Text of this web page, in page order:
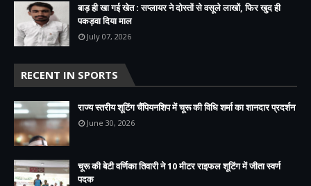
बाड़ ही खा गई खेत : सप्लायर ने दोस्तों से वसूले लाखों, फिर खुद ही
पकड़वा दिया माल
July 07, 2026
RECENT IN SPORTS
राज्य स्तरीय शूटिंग चैंपियनशिप में चूरू की विधि शर्मा का शानदार प्रदर्शन
June 30, 2026
चूरू की बेटी वर्णिका तिवारी ने 10 मीटर राइफल शूटिंग में जीता स्वर्ण
पदक